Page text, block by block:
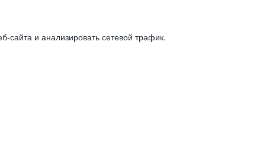
и анализировать сетевой трафик.